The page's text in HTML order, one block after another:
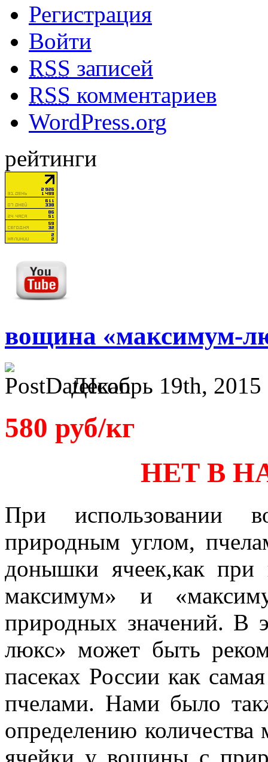
Регистрация
Войти
RSS записей
RSS комментариев
WordPress.org
рейтинги
вощина «максимум-
Декабрь 19th,
580 руб/кг
НЕТ В
При использовании
природным углом,
донышки ячеек,как при
максимум» и
природных значений. В
люкс» может быть
пасеках России как
пчелами. Нами было
определению